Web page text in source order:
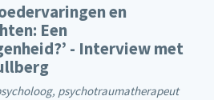
en
Een
- Interview met
psychotraumatherapeut